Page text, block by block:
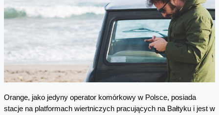
Orange, jako jedyny operator komórkowy w Polsce, posiada
stacje na platformach wiertniczych pracujących na Bałtyku i jest w